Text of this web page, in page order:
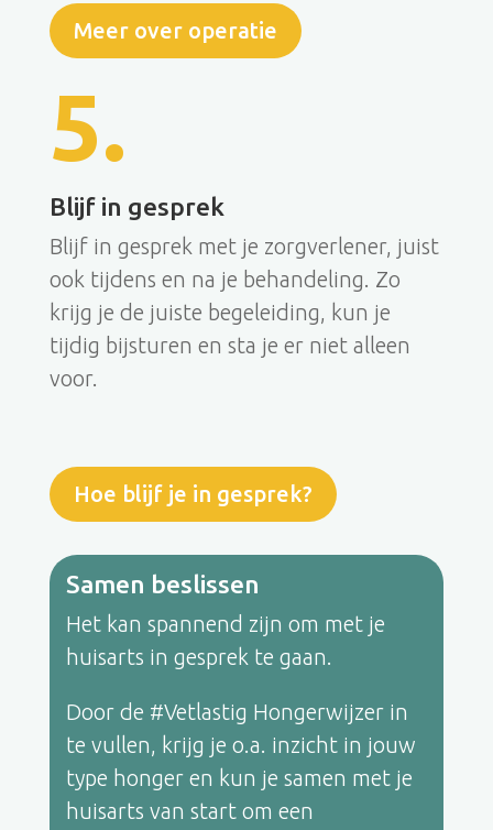
Meer over operatie
5.
Blijf in gesprek
Blijf in gesprek met je zorgverlener, juist
ook tijdens en na je behandeling. Zo
krijg je de juiste begeleiding, kun je
tijdig bijsturen en sta je er niet alleen
voor.
Hoe blijf je in gesprek?
Samen beslissen
Het kan spannend zijn om met je
huisarts in gesprek te gaan.
Door de #Vetlastig Hongerwijzer in
te vullen, krijg je o.a. inzicht in jouw
type honger en kun je samen met je
huisarts van start om een